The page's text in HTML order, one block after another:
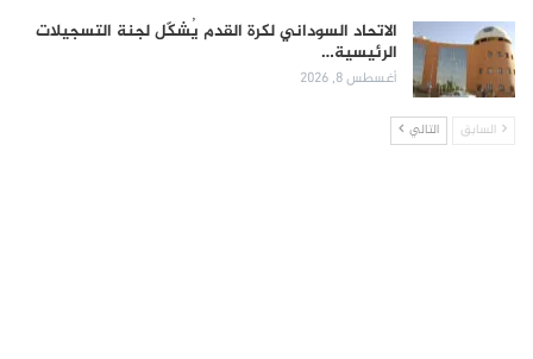
الاتحاد السوداني لكرة القدم يُشكّل لجنة التسجيلات
الرئيسية…
أغسطس 8, 2026
السابق التالي